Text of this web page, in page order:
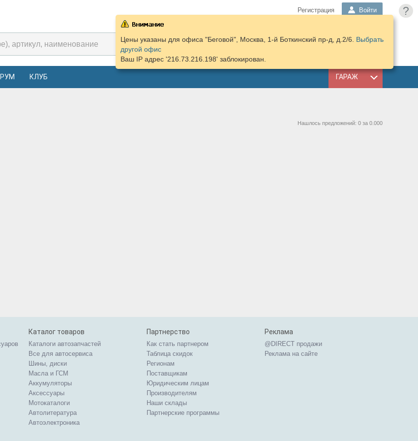
?
Регистрация Войти
КОРЗИНА
ПОДОБРАТЬ
КЛУБ ГАРАЖ
Цены указаны для офиса "Беговой", Москва, 1-й Боткинский пр-д, д.2/6. Выбрать
другой офис
Ваш IP адрес '216.73.216.198' заблокирован.
Нашлось предложений: 0 за 0.000
Каталог товаров
Каталоги автозапчастей
Все для автосервиса
Шины, диски
Масла и ГСМ
Аккумуляторы
Аксессуары
Мотокаталоги
Автолитература
Автоэлектроника
Партнерство
Как стать партнером
Таблица скидок
Регионам
Поставщикам
Юридическим лицам
Производителям
Наши склады
Партнерские программы
Реклама
@DIRECT продажи
Реклама на сайте